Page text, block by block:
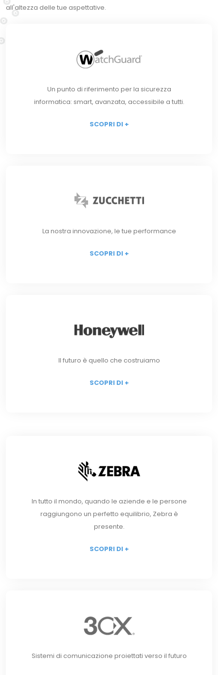
all'altezza delle tue aspettative.
Un punto di riferimento per la sicurezza
informatica: smart, avanzata, accessibile a tutti.
SCOPRI DI +
La nostra innovazione, le tue performance
SCOPRI DI +
Il futuro è quello che costruiamo
SCOPRI DI +
In tutto il mondo, quando le aziende e le persone
raggiungono un perfetto equilibrio, Zebra è
presente.
SCOPRI DI +
Sistemi di comunicazione proiettati verso il futuro